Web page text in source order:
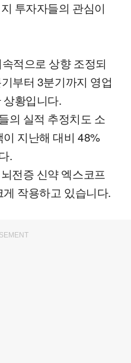
투자자들의 관심이
적으로 상향 조정되
부터 3분기까지 영업
황입니다.
의 실적 추정치도 소
지난해 대비 48%
.
전증 신약 엑스코프
작용하고 있습니다.